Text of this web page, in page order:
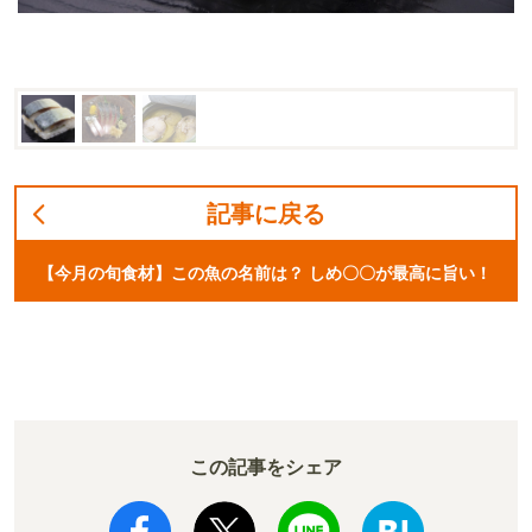
記事に戻る
【今月の旬食材】この魚の名前は？ しめ〇〇が最高に旨い！
この記事をシェア